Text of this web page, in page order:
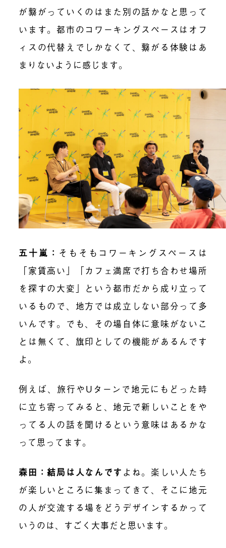
が繋がっていくのはまた別の話かなと思って
います。都市のコワーキングスペースはオフ
ィスの代替えでしかなくて、繋がる体験はあ
まりないように感じます。
五十嵐 ： そもそもコワーキングスペースは
「家賃高い」「カフェ満席で打ち合わせ場所
を探すの大変」という都市だから成り立って
いるもので、地方では成立しない部分って多
いんです。でも、その場自体に意味がないこ
とは無くて、旗印としての機能があるんです
よ。
例えば、旅行やUターンで地元にもどった時
に立ち寄ってみると、地元で新しいことをや
ってる人の話を聞けるという意味はあるかな
って思ってます。
森田：結局は人なんです よね。楽しい人たち
が楽しいところに集まってきて、そこに地元
の人が交流する場をどうデザインするかって
いうのは、すごく大事だと思います。